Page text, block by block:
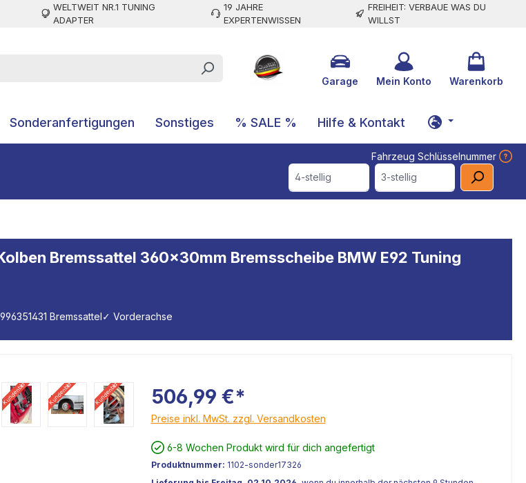
WELTWEIT NR.1 TUNING
ADAPTER
19 JAHRE
EXPERTENWISSEN
FREIHEIT: VERBAUE WAS DU
WILLST
Garage Mein Konto Warenkorb
Sonderanfertigungen Sonstiges % SALE % Hilfe & Kontakt
Fahrzeug Schlüsselnummer
4-stellig 3-stellig
Bremssattel 360x30mm Bremsscheibe BMW E92 Tuning
Bremssattel✓ Vorderachse
Kundenbild
Kundenbild Kundenbild Kundenbild 506,99 €*
Preise inkl. MwSt. zzgl. Versandkosten
6-8 Wochen Produkt wird für dich angefertigt
Produktnummer: 1102-sonder17326